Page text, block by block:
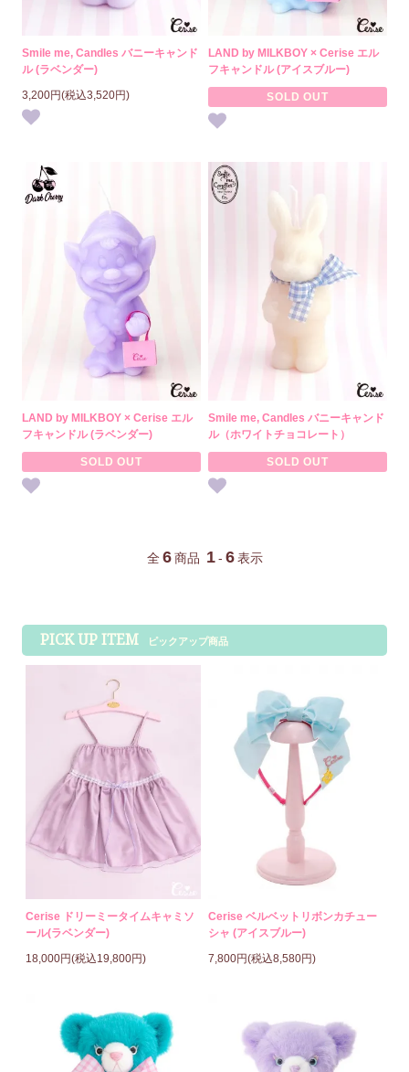
Smile me, Candles バニーキャンド
ル (ラベンダー)
3,200円(税込3,520円)
LAND by MILKBOY × Cerise エル
フキャンドル (アイスブルー)
SOLD OUT
LAND by MILKBOY × Cerise エル
フキャンドル (ラベンダー)
SOLD OUT
Smile me, Candles バニーキャンド
ル（ホワイトチョコレート）
SOLD OUT
全 6 商品 1 - 6 表示
PICK UP ITEM ピックアップ商品
Cerise ドリーミータイムキャミソ
ール(ラベンダー)
18,000円(税込19,800円)
Cerise ベルベットリボンカチュー
シャ (アイスブルー)
7,800円(税込8,580円)